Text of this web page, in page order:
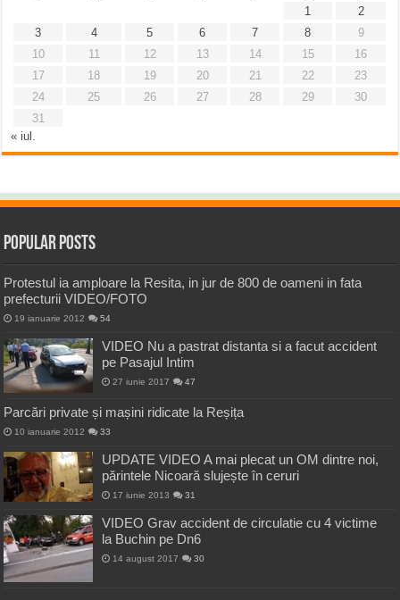
1
2
3
4 5 6 7 8
9
10
11 12 13 14 15
16
17
18 19 20 21 22
23
24
25 26 27 28 29
30
31
« iul.
Popular Posts
Protestul ia amploare la Resita, in jur de 800 de oameni in fata
prefecturii VIDEO/FOTO
19 ianuarie 2012 54
VIDEO Nu a pastrat distanta si a facut accident
pe Pasajul Intim
27 iunie 2017 47
Parcări private și mașini ridicate la Reșița
10 ianuarie 2012 33
UPDATE VIDEO A mai plecat un OM dintre noi,
părintele Nicoară slujește în ceruri
17 iunie 2013 31
VIDEO Grav accident de circulatie cu 4 victime
la Buchin pe Dn6
14 august 2017 30